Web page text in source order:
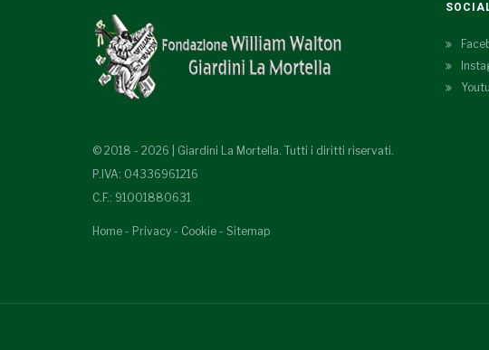
© 2018 - 2026 | Giardini La Mortella. Tutti i diritti riservati.
P.IVA: 04336961216
C.F.: 91001880631
Home - Privacy - Cookie - Sitemap